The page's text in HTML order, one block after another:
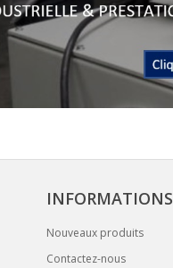
INFORMATIONS
Nouveaux produits
Contactez-nous